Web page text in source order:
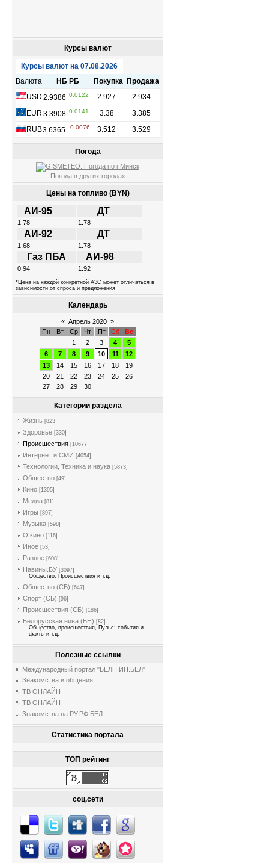
Курсы валют
Погода
Погода в других городах
Цены на топливо (BYN)
АИ-95 ДТ
1.78 1.78
АИ-92 ДТ
1.68 1.78
Газ ПБА АИ-98
0.94 1.92
*Цена на каждой конкретной АЗС может отличаться в
зависимости от спроса и предложения
Календарь
« Апрель 2020 »
Пн
Вт Ср Чт Пт Сб
Вс
1
2 3 4
5
6
7 8 9 10 11
12
13
14 15 16 17 18
19
20
21 22 23 24 25
26
27
28 29 30
Категории раздела
Жизнь [823]
Здоровье [330]
Происшествия [10677]
Интернет и СМИ [4054]
Технологии, Техника и наука [5873]
Общество [49]
Кино [1395]
Медиа [81]
Игры [897]
Музыка [598]
О кино [116]
Иное [53]
Разное [608]
Навины.БУ [3097]
Общество, Происшествия и т.д.
Общество (СБ) [647]
Спорт (СБ) [96]
Происшествия (СБ) [186]
Белорусская нива (БН) [82]
Общество, происшествия, Пульс: события и
факты и т.д.
Полезные ссылки
Международный портал "БЕЛН.ИН.БЕЛ"
Знакомства и общения
ТВ ОНЛАЙН
ТВ ОНЛАЙН
Знакомства на РУ.РФ.БЕЛ
Статистика портала
ТОП рейтинг
соц.сети